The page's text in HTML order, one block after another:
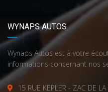
WYNAPS AUTOS
Wynaps Autos est à votre
informations concernant nos
15 RUE KEPLER - ZAC DE